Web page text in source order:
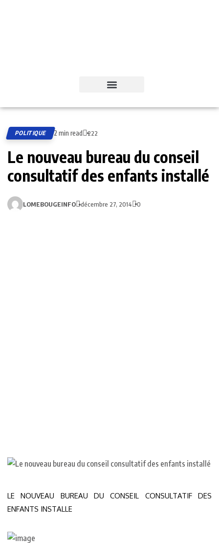
POLITIQUE 2 min read 222
Le nouveau bureau du conseil
consultatif des enfants installé
LOMEBOUGEINFO décembre 27, 2014 0
LE NOUVEAU BUREAU DU CONSEIL CONSULTATIF DES
ENFANTS INSTALLE